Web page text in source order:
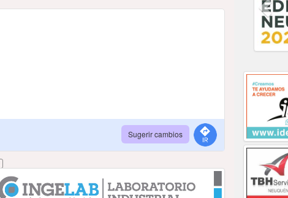
Sugerir cambios